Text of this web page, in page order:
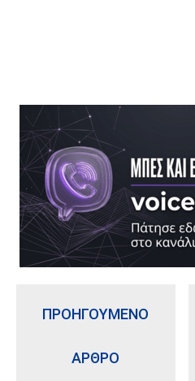
ΠΡΟΗΓΟΥΜΕΝΟ
ΑΡΘΡΟ